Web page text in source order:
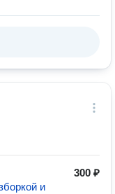
300 ₽
и